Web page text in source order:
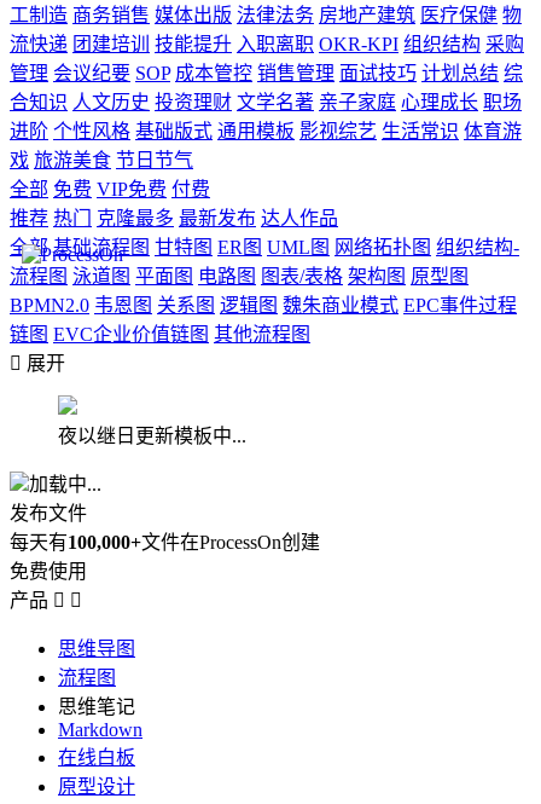
工制造 商务销售 媒体出版 法律法务 房地产建筑 医疗保健 物
流快递 团建培训 技能提升 入职离职 OKR-KPI 组织结构 采购
管理 会议纪要 SOP 成本管控 销售管理 面试技巧 计划总结 综
合知识 人文历史 投资理财 文学名著 亲子家庭 心理成长 职场
进阶 个性风格 基础版式 通用模板 影视综艺 生活常识 体育游
戏 旅游美食 节日节气
全部 免费 VIP免费 付费
推荐 热门 克隆最多 最新发布 达人作品
全部 基础流程图 甘特图 ER图 UML图 网络拓扑图 组织结构-
流程图 泳道图 平面图 电路图 图表/表格 架构图 原型图
BPMN2.0 韦恩图 关系图 逻辑图 魏朱商业模式 EPC事件过程
链图 EVC企业价值链图 其他流程图
 展开
夜以继日更新模板中...
加载中...
发布文件
每天有100,000+文件在ProcessOn创建
免费使用
产品  
思维导图
流程图
思维笔记
Markdown
在线白板
原型设计